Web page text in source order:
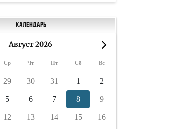
Календарь
Август 2026
Ср Чт Пт Сб Вс
29 30 31 1 2
5 6 7 8 9
12 13 14 15 16